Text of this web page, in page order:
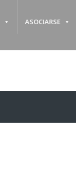
ASOCIARSE